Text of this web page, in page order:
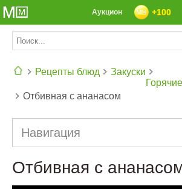
СЕГОДНЯ: 39142 РЕЦЕПТА
+100
Аукцион
Рецепты блюд
Закуски
Отбивная с ананасом
Навигация
Отбивная с